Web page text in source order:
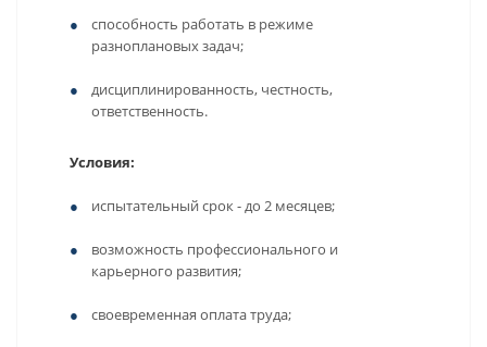
способность работать в режиме
разноплановых задач;
дисциплинированность, честность,
ответственность.
Условия:
испытательный срок - до 2 месяцев;
возможность профессионального и
карьерного развития;
своевременная оплата труда;